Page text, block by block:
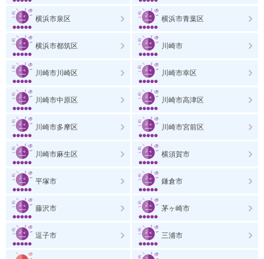
横浜市泉区 横浜市青葉区
横浜市都筑区 川崎市
川崎市川崎区 川崎市幸区
川崎市中原区 川崎市高津区
川崎市多摩区 川崎市宮前区
川崎市麻生区 横須賀市
平塚市 鎌倉市
藤沢市 茅ヶ崎市
逗子市 三浦市